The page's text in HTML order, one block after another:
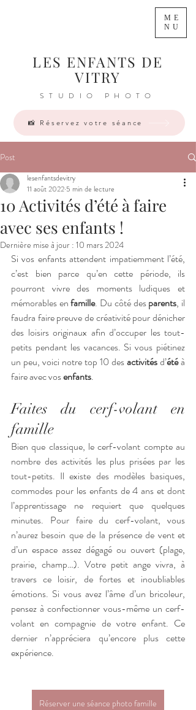
LES ENFANTS DE
VITRY
STUDIO PHOTO
ME
NU
📸 Réservez votre séance
Post
10 Activités d’été à faire
avec ses enfants !
lesenfantsdevitry
11 août 2022 5 min de lecture
Dernière mise à jour : 10 mars 2024
Si vos enfants attendent impatiemment l’été,
c’est bien parce qu’en cette période, ils
pourront vivre des moments ludiques et
mémorables en famille. Du côté des parents, il
faudra faire preuve de créativité pour dénicher
des loisirs originaux afin d’occuper les tout-
petits pendant les vacances. Si vous piétinez
un peu, voici notre top 10 des activités d’été à
faire avec vos enfants.
Faites du cerf-volant en
famille
Bien que classique, le cerf-volant compte au
nombre des activités les plus prisées par les
tout-petits. Il existe des modèles basiques,
commodes pour les enfants de 4 ans et dont
l’apprentissage ne requiert que quelques
minutes. Pour faire du cerf-volant, vous
n’aurez besoin que de la présence de vent et
d’un espace assez dégagé ou ouvert (plage,
prairie, champ…). Votre petit ange vivra, à
travers ce loisir, de fortes et inoubliables
émotions. Si vous avez l’âme d’un bricoleur,
pensez à confectionner vous-même un cerf-
volant en compagnie de votre enfant. Ce
dernier n’appréciera qu’encore plus cette
expérience.
Réserver une séance photo famille